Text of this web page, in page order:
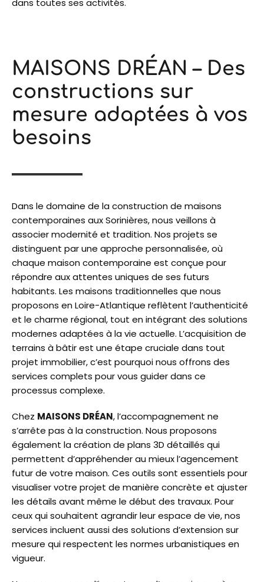
dans toutes ses activités.
MAISONS DRÉAN – Des
constructions sur
mesure adaptées à vos
besoins
Dans le domaine de la construction de maisons
contemporaines aux Sorinières, nous veillons à
associer modernité et tradition. Nos projets se
distinguent par une approche personnalisée, où
chaque maison contemporaine est conçue pour
répondre aux attentes uniques de ses futurs
habitants. Les maisons traditionnelles que nous
proposons en Loire-Atlantique reflètent l’authenticité
et le charme régional, tout en intégrant des solutions
modernes adaptées à la vie actuelle. L’acquisition de
terrains à bâtir est une étape cruciale dans tout
projet immobilier, c’est pourquoi nous offrons des
services complets pour vous guider dans ce
processus complexe.
Chez MAISONS DRÉAN, l’accompagnement ne
s’arrête pas à la construction. Nous proposons
également la création de plans 3D détaillés qui
permettent d’appréhender au mieux l’agencement
futur de votre maison. Ces outils sont essentiels pour
visualiser votre projet de manière concrète et ajuster
les détails avant même le début des travaux. Pour
ceux qui souhaitent agrandir leur espace de vie, nos
services incluent aussi des solutions d’extension sur
mesure qui respectent les normes urbanistiques en
vigueur.